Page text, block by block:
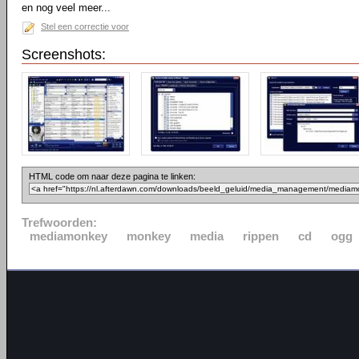
en nog veel meer...
Stel een correctie voor
Screenshots:
HTML code om naar deze pagina te linken:
Trefwoorden:
mediamonkey
monkey media rippen cd ogg